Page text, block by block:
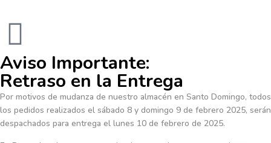
Aviso Importante:
Retraso en la Entrega
Por motivos de mudanza de nuestro almacén en Santo Domingo, todos
los pedidos realizados el sábado 8 y domingo 9 de febrero 2025, serán
despachados para entrega el lunes 10 de febrero de 2025.